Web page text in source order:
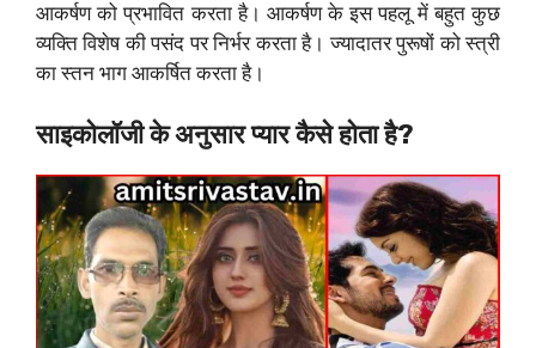
आकर्षण को प्रभावित करता है। आकर्षण के इस पहलू में बहुत कुछ
व्यक्ति विशेष की पसंद पर निर्भर करता है। ज्यादातर पुरूषों को स्त्री
का स्तन भाग आकर्षित करता है।
साइकोलॉजी के अनुसार प्यार कैसे होता है?